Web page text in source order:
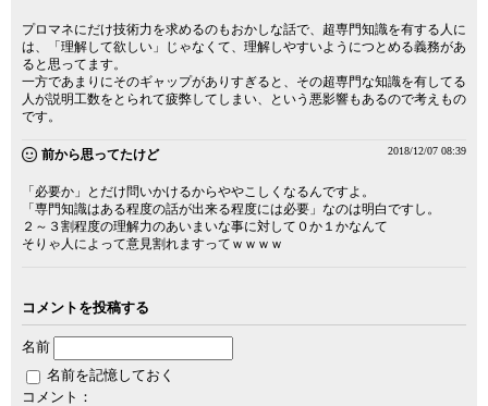
プロマネにだけ技術力を求めるのもおかしな話で、超専門知識を有する人に
は、「理解して欲しい」じゃなくて、理解しやすいようにつとめる義務があ
ると思ってます。
一方であまりにそのギャップがありすぎると、その超専門な知識を有してる
人が説明工数をとられて疲弊してしまい、という悪影響もあるので考えもの
です。
前から思ってたけど 2018/12/07 08:39
「必要か」とだけ問いかけるからややこしくなるんですよ。
「専門知識はある程度の話が出来る程度には必要」なのは明白ですし。
２～３割程度の理解力のあいまいな事に対して０か１かなんて
そりゃ人によって意見割れますってｗｗｗｗ
コメントを投稿する
名前
名前を記憶しておく
コメント：